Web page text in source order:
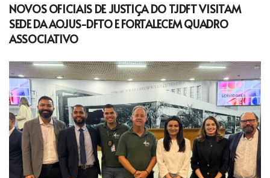
NOVOS OFICIAIS DE JUSTIÇA DO TJDFT VISITAM
SEDE DA AOJUS-DFTO E FORTALECEM QUADRO
ASSOCIATIVO